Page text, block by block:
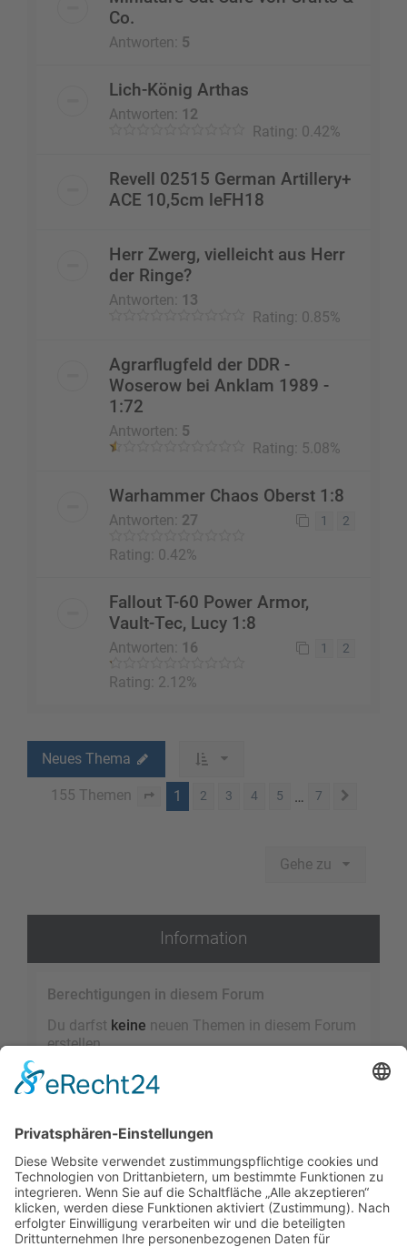
Co.
Antworten: 5
Lich-König Arthas
Antworten:
12
Rating: 0.42%
Revell 02515 German Artillery+
ACE 10,5cm leFH18
Herr Zwerg, vielleicht aus Herr
der Ringe?
Antworten:
13
Rating: 0.85%
Agrarflugfeld der DDR -
Woserow bei Anklam 1989 -
1:72
Antworten: 5
Rating: 5.08%
Warhammer Chaos Oberst 1:8
Antworten: 27 1 2
Rating: 0.42%
Fallout T-60 Power Armor,
Vault-Tec, Lucy 1:8
Antworten: 16 1 2
Rating: 2.12%
Neues Thema
155 Themen Seite von 7
1 2 3 4 5 … 7
Gehe zu
Information
Berechtigungen in diesem Forum
Du darfst keine neuen Themen in diesem Forum
erstellen.
Forum erstellen.
Du darfst deine Beiträge in diesem Forum
Du darfst deine Beiträge in diesem Forum
löschen.
Du darfstkeineDateianhänge in diesem Forum
erstellen.